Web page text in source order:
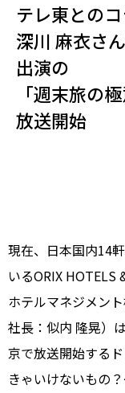
テレ東との
深川 麻衣さ
出演の
「週末旅の
放送開始
現在、日本国内14
いるORIX HOTELS
ホテルマネジメン
社長：似内 隆晃）
京で放送開始する
きゃいけないもの